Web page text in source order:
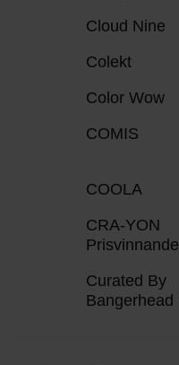
Cloud Nine
Colekt
Color Wow
COMIS
COOLA
CRA-YON
Prisvinnande
Curated By
Bangerhead